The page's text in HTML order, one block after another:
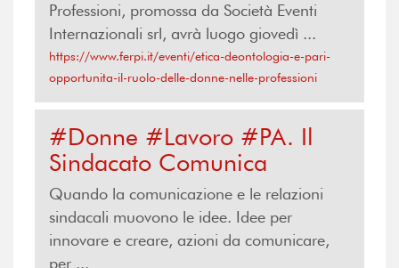
Professioni, promossa da Società Eventi
Internazionali srl, avrà luogo giovedì ...
https://www.ferpi.it/eventi/etica-deontologia-e-pari-
opportunita-il-ruolo-delle-donne-nelle-professioni
#Donne #Lavoro #PA. Il
Sindacato Comunica
Quando la comunicazione e le relazioni
sindacali muovono le idee. Idee per
innovare e creare, azioni da comunicare,
per ...